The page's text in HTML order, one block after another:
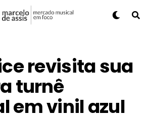
revisita sua
turnê
em vinil azul